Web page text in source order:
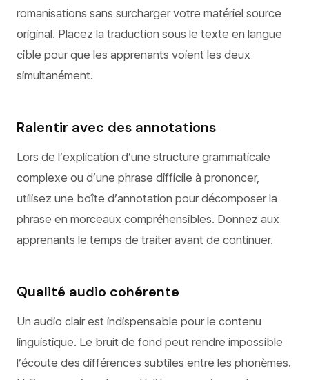
romanisations sans surcharger votre matériel source
original. Placez la traduction sous le texte en langue
cible pour que les apprenants voient les deux
simultanément.
Ralentir avec des annotations
Lors de l’explication d’une structure grammaticale
complexe ou d’une phrase difficile à prononcer,
utilisez une boîte d’annotation pour décomposer la
phrase en morceaux compréhensibles. Donnez aux
apprenants le temps de traiter avant de continuer.
Qualité audio cohérente
Un audio clair est indispensable pour le contenu
linguistique. Le bruit de fond peut rendre impossible
l’écoute des différences subtiles entre les phonèmes.